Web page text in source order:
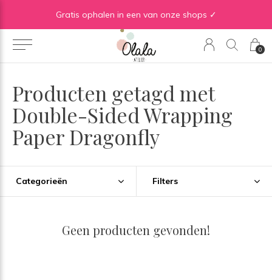
0
Gratis ophalen in een van onze shops ✓
Producten getagd met
Double-Sided Wrapping
Paper Dragonfly
Categorieën Filters
Geen producten gevonden!